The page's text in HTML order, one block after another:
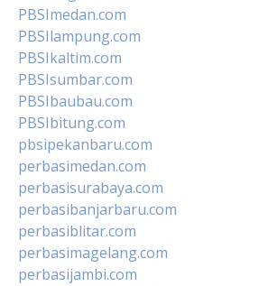
PBSImedan.com
PBSIlampung.com
PBSIkaltim.com
PBSIsumbar.com
PBSIbaubau.com
PBSIbitung.com
pbsipekanbaru.com
perbasimedan.com
perbasisurabaya.com
perbasibanjarbaru.com
perbasiblitar.com
perbasimagelang.com
perbasijambi.com